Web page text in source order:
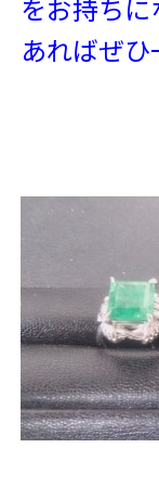
をお持ち
あればぜひ